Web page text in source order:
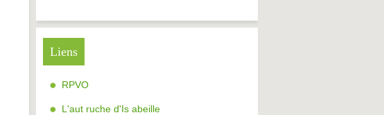
Liens
RPVO
L'aut ruche d'Is abeille